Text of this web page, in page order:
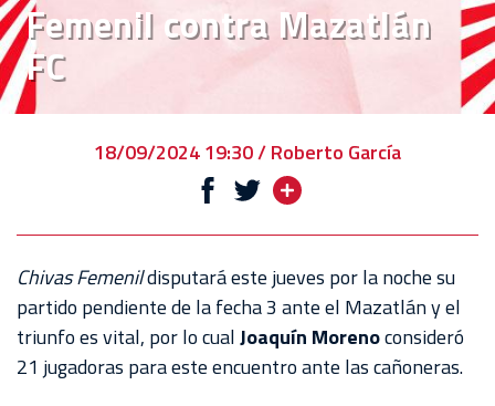
VENTA
DE
BOLETOS
CHIVABONOS
REBAÑO
CHIVAS
TIENDA
CHIVAS
Femenil contra Mazatlán
FC
18/09/2024 19:30 / Roberto García
Chivas Femenildisputará este jueves por la noche su
partido pendiente de la fecha 3 ante el Mazatlán y el
triunfo es vital, por lo cualJoaquín Morenoconsideró
21 jugadoras para este encuentro ante las cañoneras.